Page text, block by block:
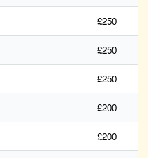
£250
£250
£250
£200
£200